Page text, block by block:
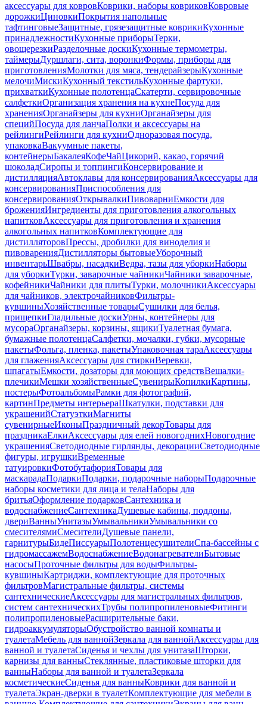
аксессуары для ковровКоврики, наборы ковриковКовровые
дорожкиЦиновкиПокрытия напольные
тафтинговыеЗащитные, грязезащитные коврикиКухонные
принадлежностиКухонные приборыТерки,
овощерезкиРазделочные доскиКухонные термометры,
таймерыДуршлаги, сита, воронкиФормы, приборы для
приготовленияМолотки для мяса, тендерайзерыКухонные
мелочиМискиКухонный текстильКухонные фартуки,
прихваткиКухонные полотенцаСкатерти, сервировочные
салфеткиОрганизация хранения на кухнеПосуда для
храненияОрганайзеры для кухниОрганайзеры для
специйПосуда для ланчаПолки и аксессуары на
рейлингиРейлинги для кухниОдноразовая посуда,
упаковкаВакуумные пакеты,
контейнерыБакалеяКофеЧайЦикорий, какао, горячий
шоколадСиропы и топпингиКонсервирование и
дистилляцияАвтоклавы для консервированияАксессуары для
консервированияПриспособления для
консервированияОткрывалкиПивоварниЕмкости для
броженияИнгредиенты для приготовления алкогольных
напитковАксессуары для приготовления и хранения
алкогольных напитковКомплектующие для
дистилляторовПрессы, дробилки для виноделия и
пивоваренияДистилляторы бытовыеУборочный
инвентарьШвабры, насадкиВедра, тазы для уборкиНаборы
для уборкиТурки, заварочные чайникиЧайники заварочные,
кофейникиЧайники для плитыТурки, молочникиАксессуары
для чайников, электрочайниковФильтры-
кувшиныХозяйственные товарыСушилки для белья,
прищепкиГладильные доскиУрны, контейнеры для
мусораОрганайзеры, корзины, ящикиТуалетная бумага,
бумажные полотенцаСалфетки, мочалки, губки, мусорные
пакетыФольга, пленка, пакетыУпаковочная тараАксессуары
для глаженияАксессуары для стиркиВеревки,
шпагатыЕмкости, дозаторы для моющих средствВешалки-
плечикиМешки хозяйственныеСувенирыКопилкиКартины,
постерыФотоальбомыРамки для фотографий,
картинПредметы интерьераШкатулки, подставки для
украшенийСтатуэткиМагниты
сувенирныеИконыПраздничный декорТовары для
праздникаЕлкиАксессуары для елей новогоднихНовогодние
украшенияСветодиодные гирлянды, декорацииСветодиодные
фигуры, игрушкиВременные
татуировкиФотобутафорияТовары для
маскарадаПодаркиПодарки, подарочные наборыПодарочные
наборы косметики для лица и телаНаборы для
бритьяОформление подарковСантехника и
водоснабжениеСантехникаДушевые кабины, поддоны,
двериВанныУнитазыУмывальникиУмывальники со
смесителямиСмесителиДушевые панели,
гарнитурыБидеПиссуарыПолотенцесушителиСпа-бассейны с
гидромассажемВодоснабжениеВодонагревателиБытовые
насосыПроточные фильтры для водыФильтры-
кувшиныКартриджи, комплектующие для проточных
фильтровМагистральные фильтры, системы
сантехническиеАксессуары для магистральных фильтров,
систем сантехническихТрубы полипропиленовыеФитинги
полипропиленовыеРасширительные баки,
гидроаккумуляторыОбустройство ванной комнаты и
туалетаМебель для ваннойЗеркала для ваннойАксессуары для
ванной и туалетаСиденья и чехлы для унитазаШторки,
карнизы для ванныСтеклянные, пластиковые шторки для
ванныНаборы для ванной и туалетаЗеркала
косметическиеСиденья для ванныКоврики для ванной и
туалетаЭкран-дверки в туалетКомплектующие для мебели в